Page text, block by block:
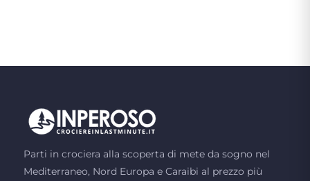
Parti in crociera alla scoperta di mete da sogno nel
Mediterraneo, Nord Europa e Caraibi al prezzo più